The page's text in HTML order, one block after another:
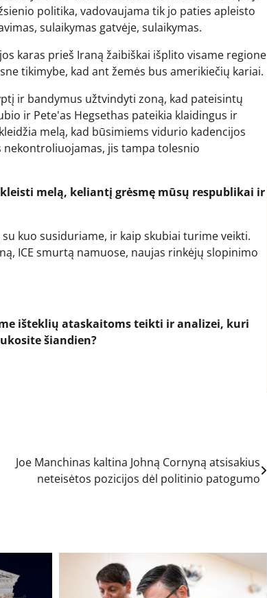
politika, vadovaujama tik jo paties apleisto
sulaikymas gatvėje, sulaikymas.
karas prieš Iraną žaibiškai išplito visame regione
tikimybe, kad ant žemės bus amerikiečių kariai.
ir bandymus užtvindyti zoną, kad pateisintų
ir Pete'as Hegsethas pateikia klaidingus ir
melą, kad būsimiems vidurio kadencijos
nekontroliuojamas, jis tampa tolesnio
melą, keliantį grėsmę mūsų respublikai ir
kuo susiduriame, ir kaip skubiai turime veikti.
ICE smurtą namuose, naujas rinkėjų slopinimo
išteklių ataskaitoms teikti ir analizei, kuri
šiandien?
Joe Manchinas kaltina Johną Cornyną atsisakius
neteisėtos pozicijos dėl politinio patogumo